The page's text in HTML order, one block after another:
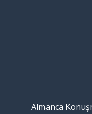
Almanca